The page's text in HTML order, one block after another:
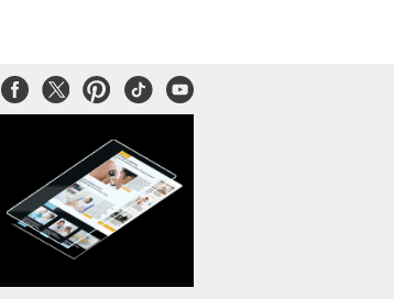
FacebookTwitterPinterest
TiktokYoutube